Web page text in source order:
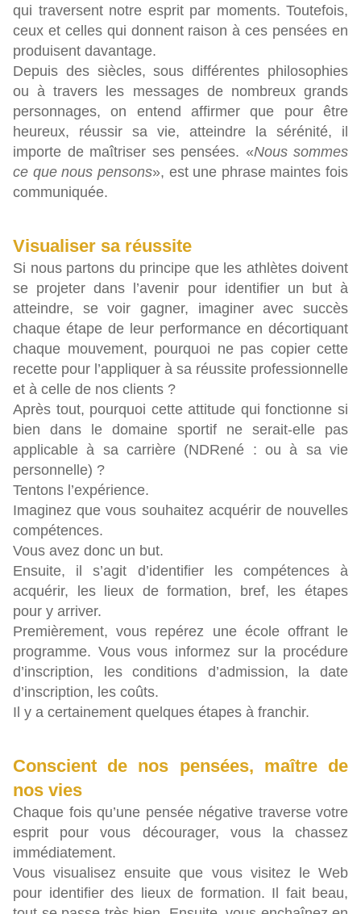
qui traversent notre esprit par moments. Toutefois,
ceux et celles qui donnent raison à ces pensées en
produisent davantage.
Depuis des siècles, sous différentes philosophies
ou à travers les messages de nombreux grands
personnages, on entend affirmer que pour être
heureux, réussir sa vie, atteindre la sérénité, il
importe de maîtriser ses pensées. «Nous sommes
ce que nous pensons», est une phrase maintes fois
communiquée.
Visualiser sa réussite
Si nous partons du principe que les athlètes doivent
se projeter dans l’avenir pour identifier un but à
atteindre, se voir gagner, imaginer avec succès
chaque étape de leur performance en décortiquant
chaque mouvement, pourquoi ne pas copier cette
recette pour l’appliquer à sa réussite professionnelle
et à celle de nos clients ?
Après tout, pourquoi cette attitude qui fonctionne si
bien dans le domaine sportif ne serait-elle pas
applicable à sa carrière (NDRené : ou à sa vie
personnelle) ?
Tentons l’expérience.
Imaginez que vous souhaitez acquérir de nouvelles
compétences.
Vous avez donc un but.
Ensuite, il s’agit d’identifier les compétences à
acquérir, les lieux de formation, bref, les étapes
pour y arriver.
Premièrement, vous repérez une école offrant le
programme. Vous vous informez sur la procédure
d’inscription, les conditions d’admission, la date
d’inscription, les coûts.
Il y a certainement quelques étapes à franchir.
Conscient de nos pensées, maître de
nos vies
Chaque fois qu’une pensée négative traverse votre
esprit pour vous décourager, vous la chassez
immédiatement.
Vous visualisez ensuite que vous visitez le Web
pour identifier des lieux de formation. Il fait beau,